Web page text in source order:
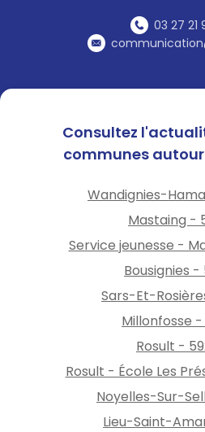
03 27 21
Consultez
communes
Wandignies-
Mastaing -
Service jeunesse -
Bousignies -
Sars-Et-
Millonfosse -
Rosult -
Rosult - École Les
Noyelles-Sur-
Lieu-Saint-